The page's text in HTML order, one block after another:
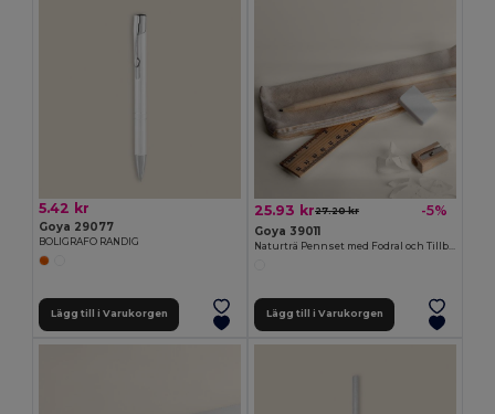
5.42 kr
Goya 29077
BOLIGRAFO RANDIG
Lägg till i Varukorgen
25.93 kr27.20 kr -5%
Goya 39011
Lägg till i Varukorgen